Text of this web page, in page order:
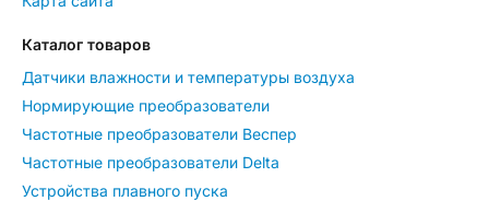
Каталог товаров
Датчики влажности и температуры воздуха
Нормирующие преобразователи
Частотные преобразователи Веспер
Частотные преобразователи Delta
Устройства плавного пуска